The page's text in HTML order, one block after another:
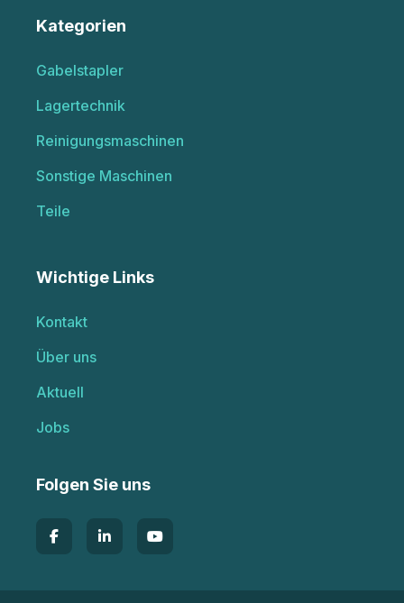
Kategorien
Gabelstapler
Lagertechnik
Reinigungsmaschinen
Sonstige Maschinen
Teile
Wichtige Links
Kontakt
Über uns
Aktuell
Jobs
Folgen Sie uns